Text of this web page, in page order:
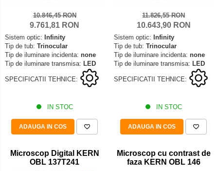
10.846,45 RON
9.761,81 RON
Sistem optic: Infinity
Tip de tub: Trinocular
Tip de iluminare incidenta: none
Tip de iluminare transmisa: LED
SPECIFICATII TEHNICE:
IN STOC
ADAUGA IN COS
11.826,55 RON
10.643,90 RON
Sistem optic: Infinity
Tip de tub: Trinocular
Tip de iluminare incidenta: none
Tip de iluminare transmisa: LED
SPECIFICATII TEHNICE:
IN STOC
ADAUGA IN COS
Microscop Digital KERN
OBL 137T241
Microscop cu contrast de
faza KERN OBL 146